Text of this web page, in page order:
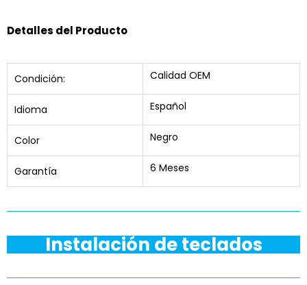
Detalles del Producto
Condición: Calidad OEM
Idioma Español
Color Negro
Garantía 6 Meses
Instalación de teclados